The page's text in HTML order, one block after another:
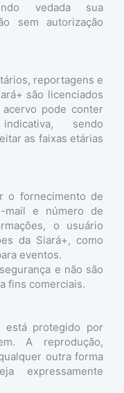
vedada sua
sem autorização
reportagens e
são licenciados
pode conter
sendo
as faixas etárias
o fornecimento de
mail e número de
o usuário
da Siará+, como
eventos.
e não são
fins comerciais.
está protegido por
A reprodução,
outra forma
expressamente